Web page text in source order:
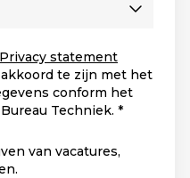
Privacy statement
te zijn met het
conform het
Techniek.
van vacatures,